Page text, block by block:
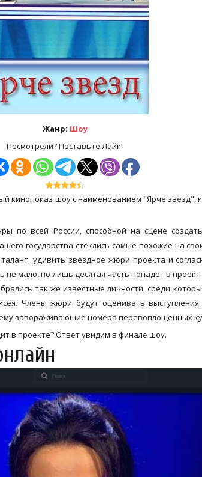
Жанр: Шоу
Посмотрели? Поставьте Лайк!
кинопоказ шоу с наименованием "Ярче звезд",
по всей России, способной на сцене
государства стеклись самые похожие на
удивить звездное жюри проекта и
не мало, но лишь десятая часть попадет в
так же известные личности, среди
Члены жюри будут оценивать выступления
завораживающие номера перевоплощенных
в проекте? Ответ увидим в финале шоу.